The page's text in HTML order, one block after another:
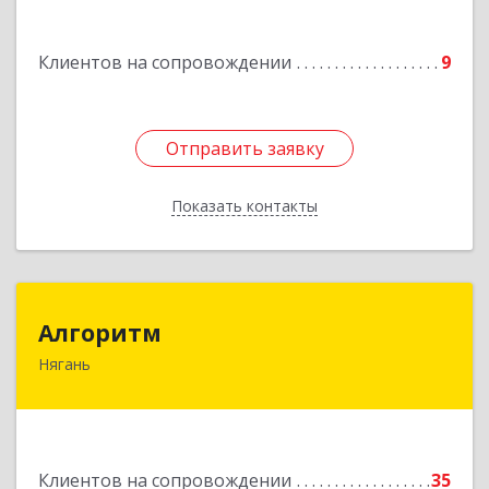
Клиентов на сопровождении 9
Отправить заявку
Показать контакты
Отправить заявку
Назад
Алгоритм
Нягань
Клиентов на сопровождении
35
628186, Ханты-Мансийский Автономный округ
Подробнее